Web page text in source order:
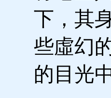
下，其
些虛幻
的目光中